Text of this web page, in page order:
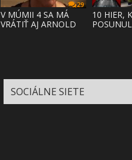
29
V MÚMII 4 SA MÁ
VRÁTIŤ AJ ARNOLD
10 HIER,
SOCIÁLNE SIETE